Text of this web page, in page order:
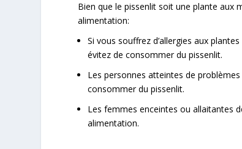
Bien que le pissenlit soit une plante aux
alimentation:
Si vous souffrez d’allergies aux
évitez de consommer du pissenlit.
Les personnes atteintes de
consommer du pissenlit.
Les femmes enceintes ou allaitantes
alimentation.